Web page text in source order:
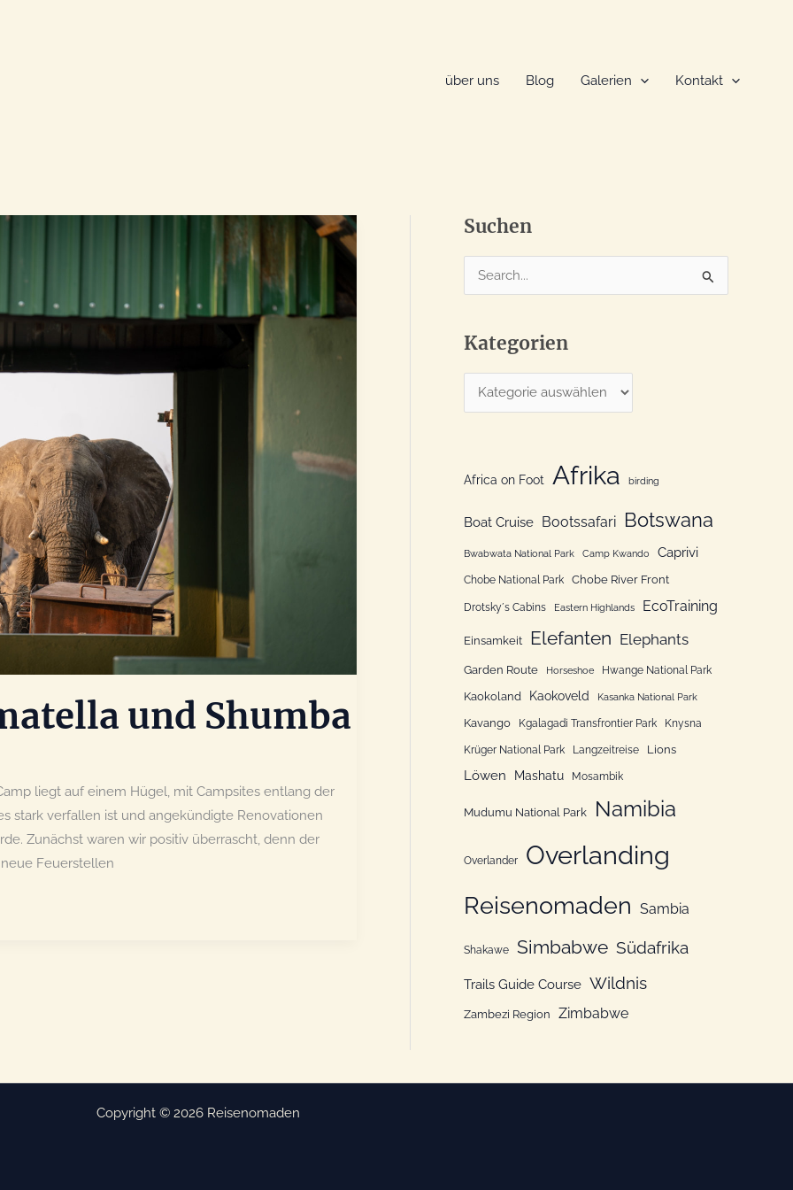
über uns
Blog Galerien Kontakt
und Shumba
liegt auf einem Hügel, mit Campsites entlang der
stark verfallen ist und angekündigte Renovationen
Zunächst waren wir positiv überrascht, denn der
Feuerstellen
Suchen
u
h
e
c
Kategorien
a
o
Africa on Foot Afrika birding
Boat Cruise Bootssafari Botswana
Bwabwata National Park Camp Kwando Caprivi
Chobe National Park Chobe River Front
Drotsky´s Cabins Eastern Highlands EcoTraining
Einsamkeit Elefanten Elephants
Garden Route Horseshoe Hwange National Park
Kaokoland Kaokoveld Kasanka National Park
Kavango Kgalagadi Transfrontier Park Knysna
Krüger National Park Langzeitreise Lions
Löwen Mashatu Mosambik
Mudumu National Park Namibia
Overlander Overlanding
Reisenomaden Sambia
Shakawe Simbabwe Südafrika
Trails Guide Course Wildnis
Zambezi Region Zimbabwe
Copyright © 2026 Reisenomaden